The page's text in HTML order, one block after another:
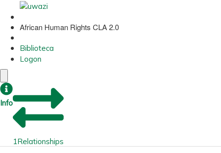
African Human Rights CLA 2.0
Biblioteca
Logon
Info
1Relationships